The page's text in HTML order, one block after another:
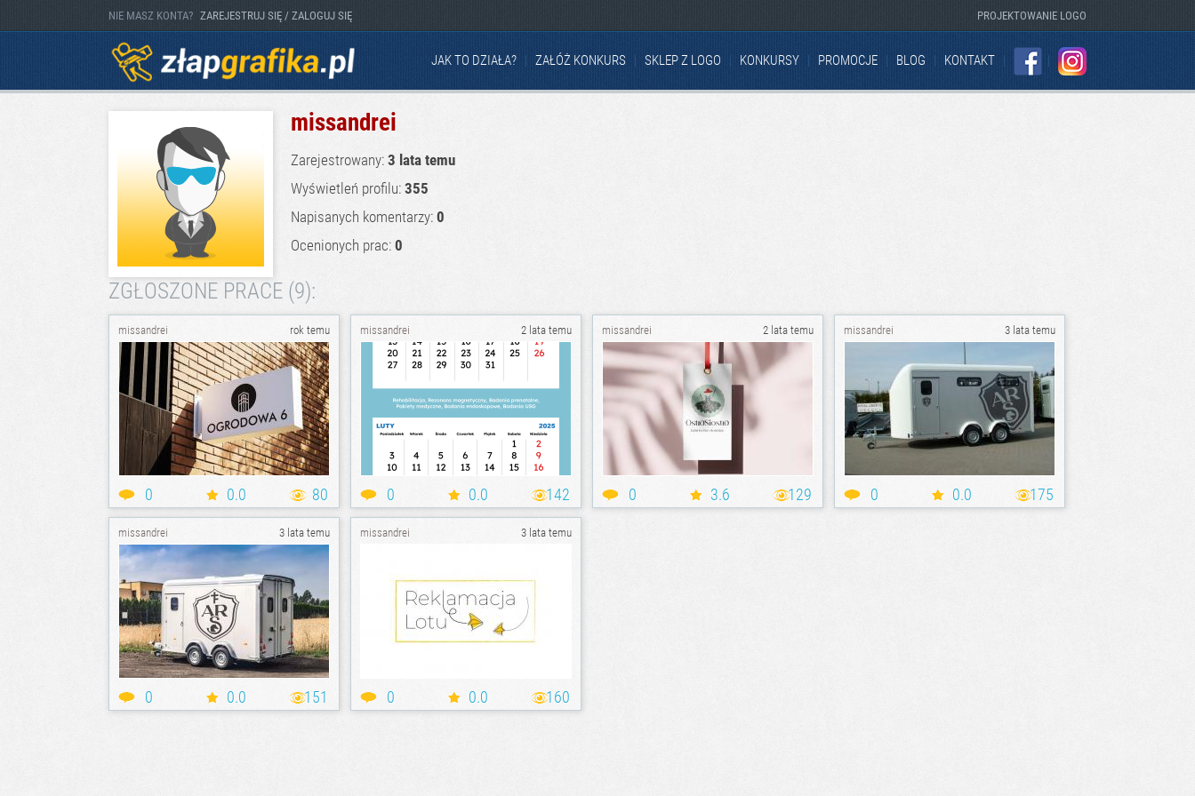
PROJEKTOWANIE LOGO
NIE MASZ KONTA? ZAREJESTRUJ SIĘ / ZALOGUJ SIĘ
JAK TO DZIAŁA? ZAŁÓŻ KONKURS SKLEP Z LOGO KONKURSY PROMOCJE BLOG
KONTAKT
INSTAGRAM
missandrei
Zarejestrowany: 3 lata temu
Wyświetleń profilu: 355
Napisanych komentarzy: 0
Ocenionych prac: 0
ZGŁOSZONE PRACE (9):
missandrei rok temu
0 0.0 80
missandrei 2 lata temu
0 0.0 142
missandrei 2 lata temu
0 3.6 129
missandrei 3 lata temu
0 0.0 175
missandrei 3 lata temu
0 0.0 151
missandrei 3 lata temu
0 0.0 160